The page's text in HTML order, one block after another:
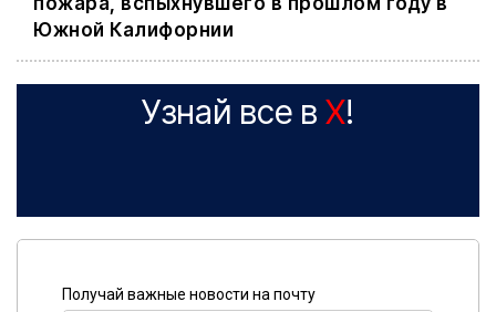
Южной Калифорнии
Узнай все в X!